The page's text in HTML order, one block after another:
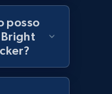
agora
posso
Bright